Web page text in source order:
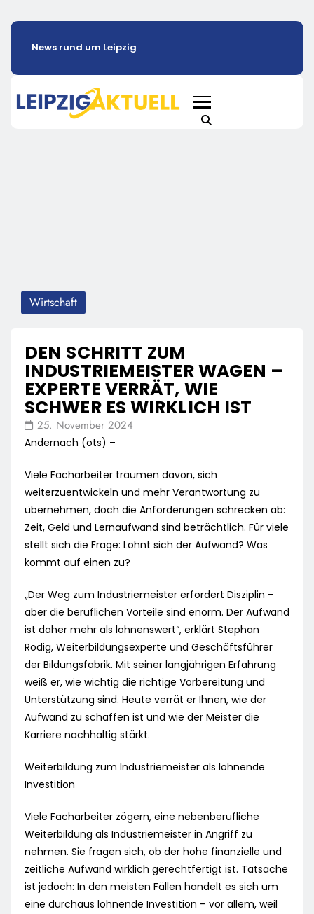
News rund um Leipzig
Wirtschaft
DEN SCHRITT ZUM
INDUSTRIEMEISTER WAGEN –
EXPERTE VERRÄT, WIE
SCHWER ES WIRKLICH IST
25. November 2024
Andernach (ots) –
Viele Facharbeiter träumen davon, sich
weiterzuentwickeln und mehr Verantwortung zu
übernehmen, doch die Anforderungen schrecken ab:
Zeit, Geld und Lernaufwand sind beträchtlich. Für viele
stellt sich die Frage: Lohnt sich der Aufwand? Was
kommt auf einen zu?
„Der Weg zum Industriemeister erfordert Disziplin –
aber die beruflichen Vorteile sind enorm. Der Aufwand
ist daher mehr als lohnenswert“, erklärt Stephan
Rodig, Weiterbildungsexperte und Geschäftsführer
der Bildungsfabrik. Mit seiner langjährigen Erfahrung
weiß er, wie wichtig die richtige Vorbereitung und
Unterstützung sind. Heute verrät er Ihnen, wie der
Aufwand zu schaffen ist und wie der Meister die
Karriere nachhaltig stärkt.
Weiterbildung zum Industriemeister als lohnende
Investition
Viele Facharbeiter zögern, eine nebenberufliche
Weiterbildung als Industriemeister in Angriff zu
nehmen. Sie fragen sich, ob der hohe finanzielle und
zeitliche Aufwand wirklich gerechtfertigt ist. Tatsache
ist jedoch: In den meisten Fällen handelt es sich um
eine durchaus lohnende Investition – vor allem, weil